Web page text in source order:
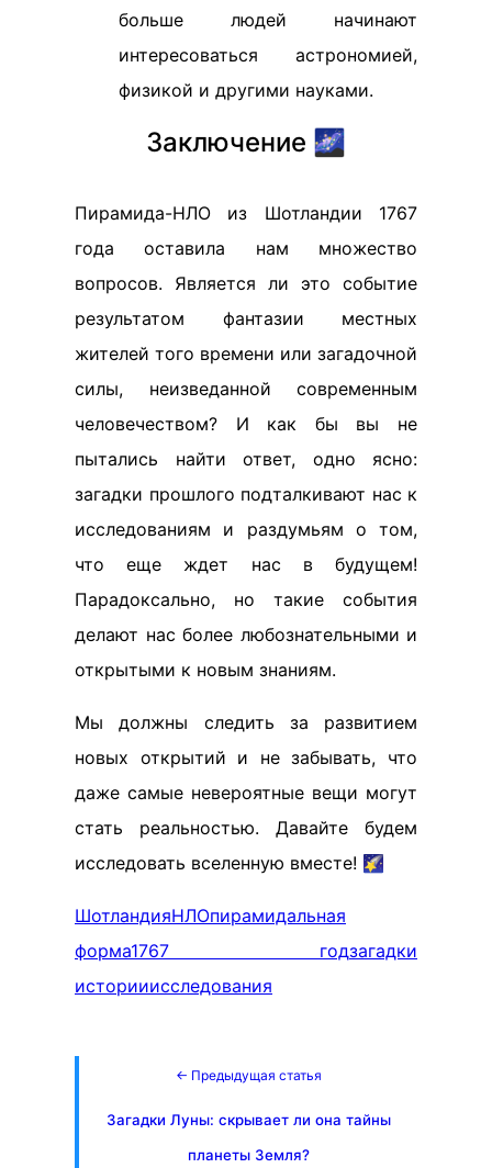
больше людей начинают
интересоваться астрономией,
физикой и другими науками.
Заключение 🌌
Пирамида-НЛО из Шотландии 1767
года оставила нам множество
вопросов. Является ли это событие
результатом фантазии местных
жителей того времени или загадочной
силы, неизведанной современным
человечеством? И как бы вы не
пытались найти ответ, одно ясно:
загадки прошлого подталкивают нас к
исследованиям и раздумьям о том,
что еще ждет нас в будущем!
Парадоксально, но такие события
делают нас более любознательными и
открытыми к новым знаниям.
Мы должны следить за развитием
новых открытий и не забывать, что
даже самые невероятные вещи могут
стать реальностью. Давайте будем
исследовать вселенную вместе! 🌠
ШотландияНЛОпирамидальная
форма1767 годзагадки
историиисследования
← Предыдущая статья
Загадки Луны: скрывает ли она тайны
планеты Земля?